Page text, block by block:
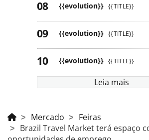
{{evolution}} {{TITLE}}
{{evolution}} {{TITLE}}
{{evolution}} {{TITLE}}
Leia mais
Mercado
Feiras
Brazil Travel Market terá espaço